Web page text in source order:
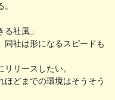
社風」
同社は形になるスピードも
リースしたい。
ほどまでの環境はそうそう